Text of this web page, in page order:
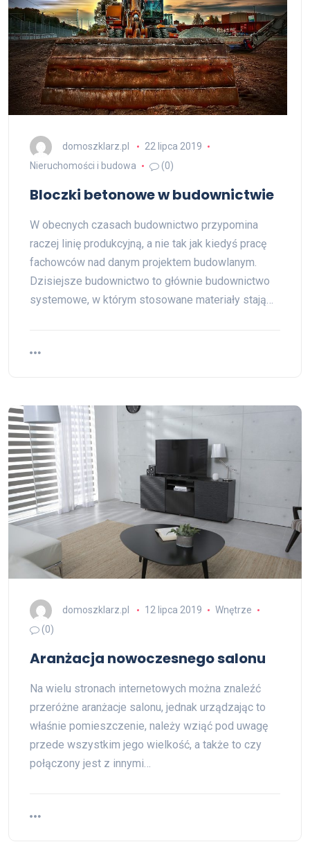
domoszklarz.pl
22 lipca 2019
Nieruchomości i budowa
(0)
Bloczki betonowe w budownictwie
W obecnych czasach budownictwo przypomina
raczej linię produkcyjną, a nie tak jak kiedyś pracę
fachowców nad danym projektem budowlanym.
Dzisiejsze budownictwo to głównie budownictwo
systemowe, w którym stosowane materiały stają…
domoszklarz.pl 12 lipca 2019
Wnętrze
(0)
Aranżacja nowoczesnego salonu
Na wielu stronach internetowych można znaleźć
przeróżne aranżacje salonu, jednak urządzając to
właśnie pomieszczenie, należy wziąć pod uwagę
przede wszystkim jego wielkość, a także to czy
połączony jest z innymi…